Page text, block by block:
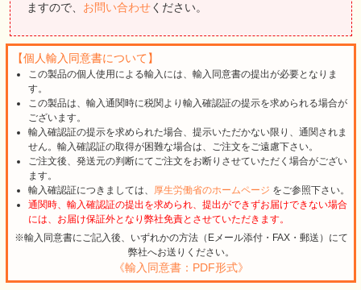
ますので、 お問い合わせください。
【個人輸入同意書について】
この製品の個人使用による輸入には、輸入同意書の提出が必要となりま
す。
この製品は、輸入通関時に税関より輸入確認証の提示を求められる場合が
ございます。
輸入確認証の提示を求められた場合、提示いただかない限り、通関されま
せん。輸入確認証の取得が困難な場合は、ご注文をご遠慮下さい。
ご注文後、発送元の判断にてご注文をお断りさせていただく場合がござい
ます。
輸入確認証につきましては、 厚生労働省のホームページ をご参照下さい。
通関時、輸入確認証の提出を求められ、提出ができずお届けできない場合
には、お届け保証外となり弊社免責とさせていただきます。
※輸入同意書にご記入後、いずれかの方法（Eメール添付・FAX・郵送）にて
弊社へお送りください。
《輸入同意書：PDF形式》